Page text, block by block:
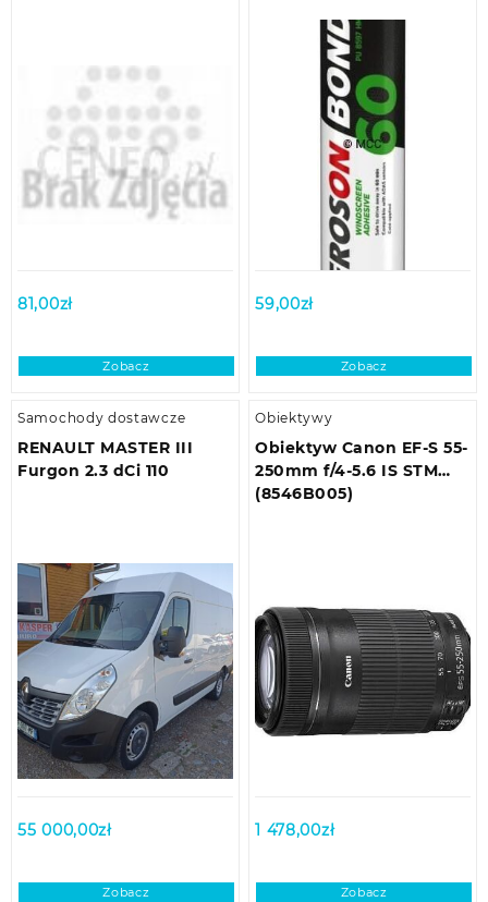
81,00zł
Zobacz
59,00zł
Zobacz
Samochody dostawcze
RENAULT MASTER III
Furgon 2.3 dCi 110
55 000,00zł
Zobacz
Obiektywy
Obiektyw Canon EF-S 55-
250mm f/4-5.6 IS STM
(8546B005)
1 478,00zł
Zobacz